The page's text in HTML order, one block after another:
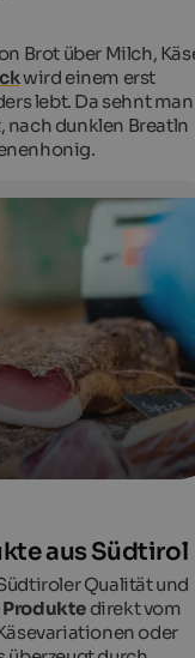
auch
Brot über Milch,
wird einem erst
lebt. Da sehnt man
nach dunklen Breatln
aus Südtirol
Qualität und
direkt vom
oder